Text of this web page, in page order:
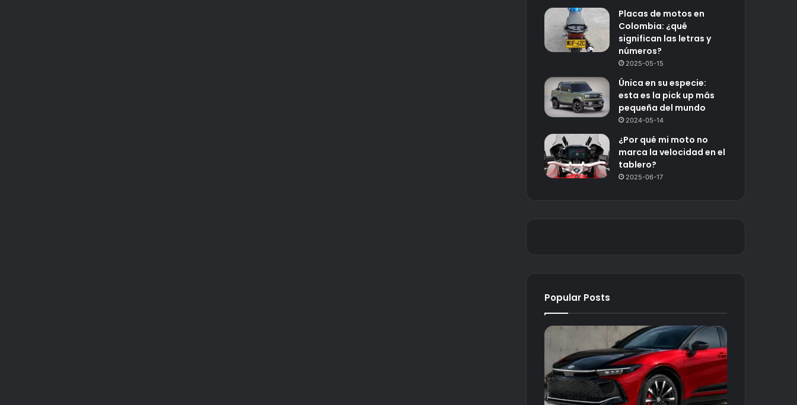
Placas de motos en
Colombia: ¿qué
significan las letras y
números?
2025-05-15
Única en su especie:
esta es la pick up más
pequeña del mundo
2024-05-14
¿Por qué mi moto no
marca la velocidad en el
tablero?
2025-06-17
Popular Posts